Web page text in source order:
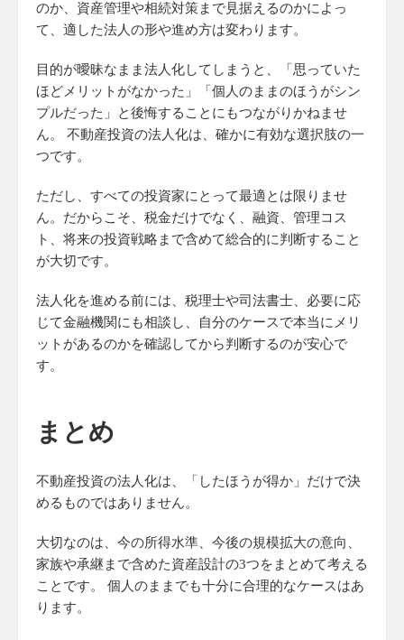
のか、資産管理や相続対策まで見据えるのかによっ
て、適した法人の形や進め方は変わります。
目的が曖昧なまま法人化してしまうと、「思っていた
ほどメリットがなかった」「個人のままのほうがシン
プルだった」と後悔することにもつながりかねませ
ん。 不動産投資の法人化は、確かに有効な選択肢の一
つです。
ただし、すべての投資家にとって最適とは限りませ
ん。だからこそ、税金だけでなく、融資、管理コス
ト、将来の投資戦略まで含めて総合的に判断すること
が大切です。
法人化を進める前には、税理士や司法書士、必要に応
じて金融機関にも相談し、自分のケースで本当にメリ
ットがあるのかを確認してから判断するのが安心で
す。
まとめ
不動産投資の法人化は、「したほうが得か」だけで決
めるものではありません。
大切なのは、今の所得水準、今後の規模拡大の意向、
家族や承継まで含めた資産設計の3つをまとめて考える
ことです。 個人のままでも十分に合理的なケースはあ
ります。